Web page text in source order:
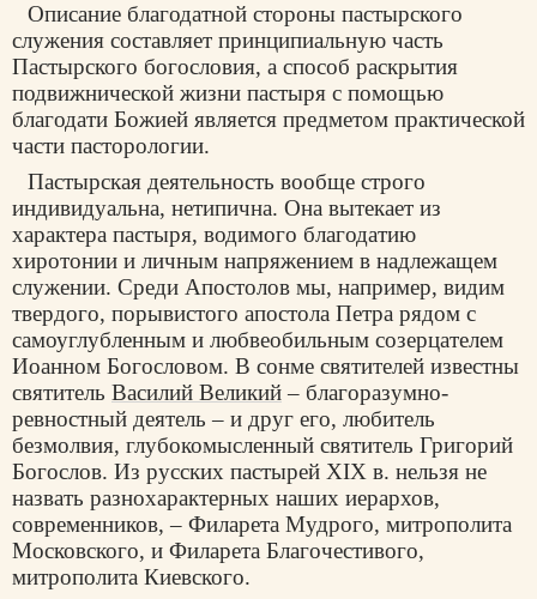
Описание благодатной стороны пастырского
служения составляет принципиальную часть
Пастырского богословия, а способ раскрытия
подвижнической жизни пастыря с помощью
благодати Божией является предметом практической
части пасторологии.
Пастырская деятельность вообще строго
индивидуальна, нетипична. Она вытекает из
характера пастыря, водимого благодатию
хиротонии и личным напряжением в надлежащем
служении. Среди Апостолов мы, например, видим
твердого, порывистого апостола Петра рядом с
самоуглубленным и любвеобильным созерцателем
Иоанном Богословом. В сонме святителей известны
святитель Василий Великий– благоразумно-
ревностный деятель – и друг его, любитель
безмолвия, глубокомысленный святитель Григорий
Богослов. Из русских пастырей XIX в. нельзя не
назвать разнохарактерных наших иерархов,
современников, – Филарета Мудрого, митрополита
Московского, и Филарета Благочестивого,
митрополита Киевского.